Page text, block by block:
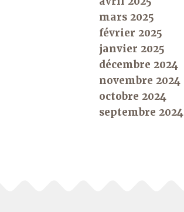
mars 2025
février 2025
janvier 2025
décembre 2024
novembre 2024
octobre 2024
septembre 2024